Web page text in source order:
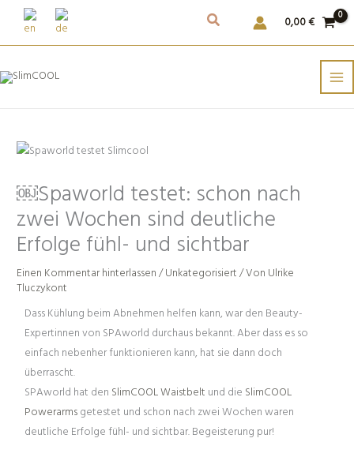
Weiter
Inhalt
0,00€
￼Spaworld testet: schon nach
zwei Wochen sind deutliche
Erfolge fühl- und sichtbar
Einen Kommentar hinterlassen/Unkategorisiert/ Von Ulrike
Tluczykont
Dass Kühlung beim Abnehmen helfen kann, war den Beauty-
Expertinnen von SPAworld durchaus bekannt. Aber dass es so
einfach nebenher funktionieren kann, hat sie dann doch
überrascht.
SPAworld hat den SlimCOOL Waistbelt und die SlimCOOL
Powerarmsgetestet und schon nach zwei Wochen waren
deutliche Erfolge fühl- und sichtbar. Begeisterung pur!